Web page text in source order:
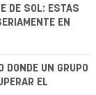
DE SOL: ESTAS
EN
DONDE UN GRUPO
EL